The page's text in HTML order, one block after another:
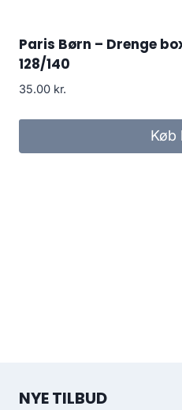
Paris Børn – Drenge
128/140
35.00 kr.
Køb
NYE TILBUD